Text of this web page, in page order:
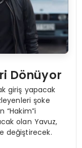
Dönüyor
giriş yapacak
şoke
“Hakim”i
olan Yavuz,
değiştirecek.